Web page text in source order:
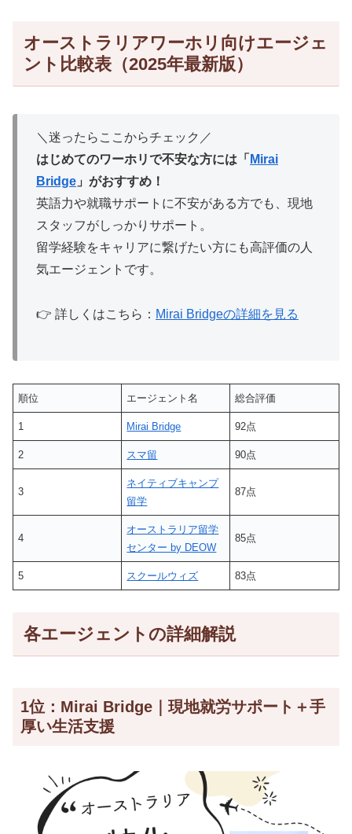
オーストラリアワーホリ向けエージェ
ント比較表（2025年最新版）
＼迷ったらここからチェック／
はじめてのワーホリで不安な方には「 Mirai
Bridge 」がおすすめ！
英語力や就職サポートに不安がある方でも、現地
スタッフがしっかりサポート。
留学経験をキャリアに繋げたい方にも高評価の人
気エージェントです。
👉 詳しくはこちら： Mirai Bridgeの詳細を見る
順位 エージェント名 総合評価
1 Mirai Bridge 92点
2 スマ留 90点
3
ネイティブキャンプ
留学
87点
4
オーストラリア留学
センター by DEOW
85点
5 スクールウィズ 83点
各エージェントの詳細解説
1位：Mirai Bridge｜現地就労サポート＋手
厚い生活支援